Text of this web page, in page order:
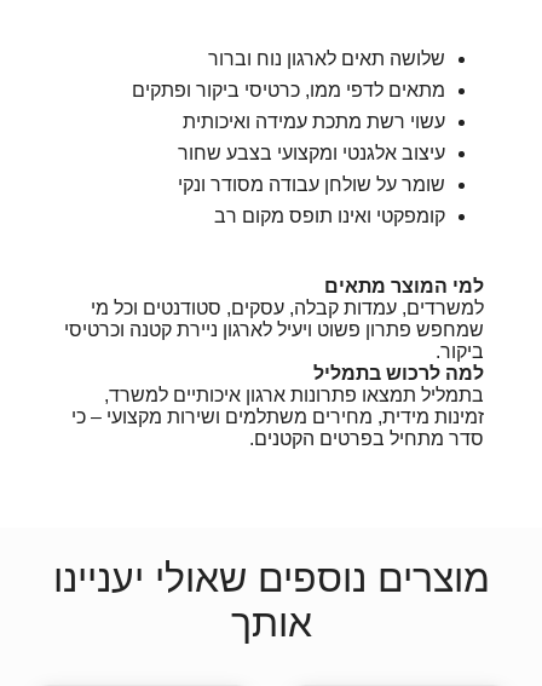
שלושה תאים לארגון נוח וברור
מתאים לדפי ממו, כרטיסי ביקור ופתקים
עשוי רשת מתכת עמידה ואיכותית
עיצוב אלגנטי ומקצועי בצבע שחור
שומר על שולחן עבודה מסודר ונקי
קומפקטי ואינו תופס מקום רב
למי המוצר מתאים
למשרדים, עמדות קבלה, עסקים, סטודנטים וכל מי
שמחפש פתרון פשוט ויעיל לארגון ניירת קטנה וכרטיסי
ביקור.
למה לרכוש בתמליל
בתמליל תמצאו פתרונות ארגון איכותיים למשרד,
זמינות מידית, מחירים משתלמים ושירות מקצועי – כי
סדר מתחיל בפרטים הקטנים.
מוצרים נוספים שאולי יעניינו
אותך